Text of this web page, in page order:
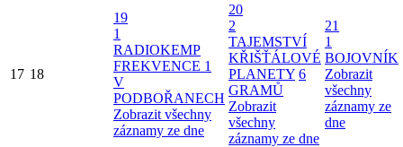
17 18
19
1
RADIOKEMP
FREKVENCE 1
V
PODBOŘANECH
Zobrazit všechny
záznamy ze dne
20
2
TAJEMSTVÍ
KŘIŠŤÁLOVÉ
PLANETY 6
GRAMŮ
Zobrazit
všechny
záznamy ze dne
21
1
BOJOVNÍK
Zobrazit
všechny
záznamy ze
dne